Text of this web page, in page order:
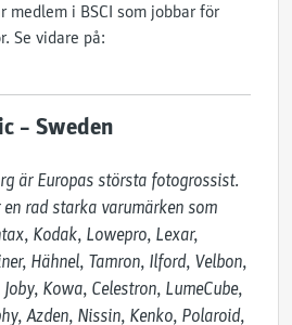
medlem i BSCI som jobbar för
Se vidare på:
– Sweden
är Europas största fotogrossist.
rad starka varumärken som
Kodak, Lowepro, Lexar,
Hähnel, Tamron, Ilford, Velbon,
Kowa, Celestron, LumeCube,
Azden, Nissin, Kenko, Polaroid,